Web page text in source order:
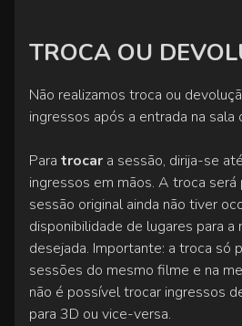
TROCA OU
Não realizamos troca ou
ingressos após a entrada na sala
Para trocar a sessão, dirija-se
ingressos em mãos. A troca
sessão original ainda não tiver
disponibilidade de lugares para a
desejada. Importante: a troca só
sessões do mesmo filme e na
não é possível trocar ingressos
para 3D ou vice-versa.